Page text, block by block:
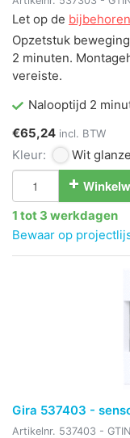
Let op de
Opzetstuk
2 minuten.
vereiste.
Nalooptijd 2
€65,24 incl. BTW
Kleur: Wit
1 tot 3 werkdagen
Bewaar op
Gira 537403 -
Artikelnr. 537403 -